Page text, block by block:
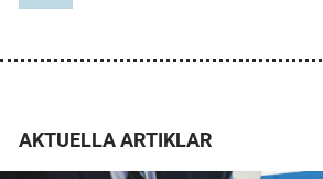
AKTUELLA ARTIKLAR